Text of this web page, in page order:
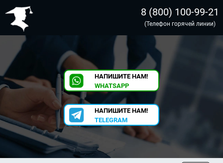
8 (800) 100-99-21
(Телефон горячей линии)
НАПИШИТЕ НАМ!
WHATSAPP
НАПИШИТЕ НАМ!
TELEGRAM